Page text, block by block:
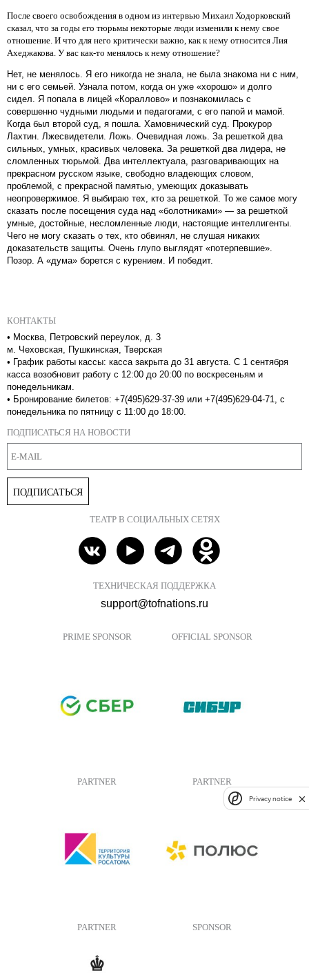
После своего освобождения в одном из интервью Михаил Ходорковский
сказал, что за годы его тюрьмы некоторые люди изменили к нему свое
отношение. И что для него критически важно, как к нему относится Лия
Ахеджакова. У вас как-то менялось к нему отношение?
Нет, не менялось. Я его никогда не знала, не была знакома ни с ним,
ни с его семьей. Узнала потом, когда он уже «хорошо» и долго
сидел. Я попала в лицей «Кораллово» и познакомилась с
совершенно чудными людьми и педагогами, с его папой и мамой.
Когда был второй суд, я пошла. Хамовнический суд. Прокурор
Лахтин. Лжесвидетели. Ложь. Очевидная ложь. За решеткой два
сильных, умных, красивых человека. За решеткой два лидера, не
сломленных тюрьмой. Два интеллектуала, разговаривающих на
прекрасном русском языке, свободно владеющих словом,
проблемой, с прекрасной памятью, умеющих доказывать
неопровержимое. Я выбираю тех, кто за решеткой. То же самое могу
сказать после посещения суда над «болотниками» — за решеткой
умные, достойные, несломленные люди, настоящие интеллигенты.
Чего не могу сказать о тех, кто обвинял, не слушая никаких
доказательств защиты. Очень глупо выглядят «потерпевшие».
Позор. А «дума» борется с курением. И победит.
КОНТАКТЫ
• Москва, Петровский переулок, д. 3
м. Чеховская, Пушкинская, Тверская
• График работы кассы: касса закрыта до 31 августа. С 1 сентября
касса возобновит работу с 12:00 до 20:00 по воскресеньям и
понедельникам.
• Бронирование билетов: +7(495)629-37-39 или +7(495)629-04-71, с
понедельника по пятницу с 11:00 до 18:00.
ПОДПИСАТЬСЯ НА НОВОСТИ
ПОДПИСАТЬСЯ
ТЕАТР В СОЦИАЛЬНЫХ СЕТЯХ
ТЕХНИЧЕСКАЯ ПОДДЕРЖКА
support@tofnations.ru
PRIME SPONSOR OFFICIAL SPONSOR
PARTNER PARTNER
PARTNER SPONSOR
Privacy notice